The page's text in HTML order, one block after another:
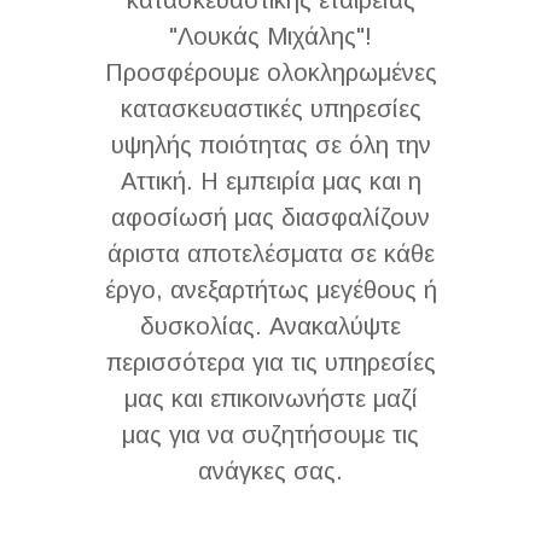
Προσφέρουμε ολοκληρωμένες
κατασκευαστικές υπηρεσίες
υψηλής ποιότητας σε όλη την
Αττική. Η εμπειρία μας και η
αφοσίωσή μας διασφαλίζουν
άριστα αποτελέσματα σε κάθε
έργο, ανεξαρτήτως μεγέθους ή
δυσκολίας. Ανακαλύψτε
περισσότερα για τις υπηρεσίες
μας και επικοινωνήστε μαζί
μας για να συζητήσουμε τις
ανάγκες σας.